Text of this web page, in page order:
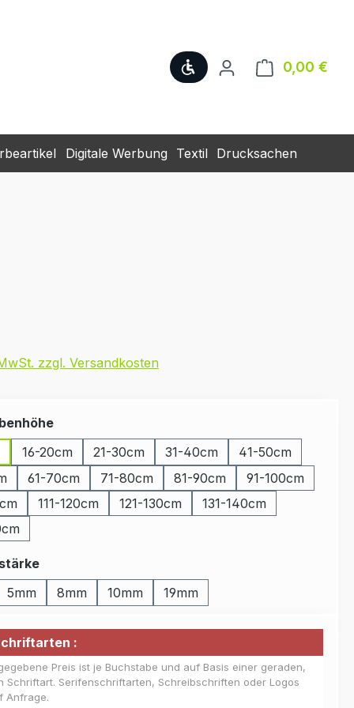
Werkzeugleiste anzeigen
0,00 €
Digitale Werbung Textil Drucksachen
zzgl. Versandkosten
auswählen
16-20cm 21-30cm 31-40cm
41-50cm
61-70cm 71-80cm 81-90cm
91-100cm
111-120cm 121-130cm
131-140cm
auswählen
5mm 8mm 10mm 19mm
:
Preis ist je Buchstabe und auf Basis einer geraden,
Schriftart. Serifenschriftarten, Schreibschriften oder Logos
Anfrage.